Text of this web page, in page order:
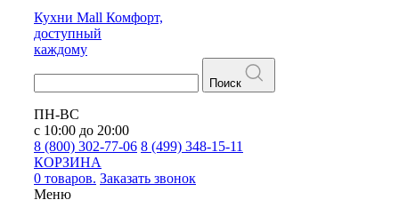
Кухни Mall Комфорт,
доступный
каждому
Поиск
ПН-ВС
с 10:00 до 20:00
8 (800) 302-77-06 8 (499) 348-15-11
КОРЗИНА
0 товаров. Заказать звонок
Меню